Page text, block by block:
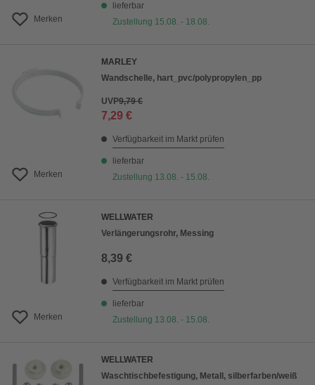
Merken
lieferbar
Zustellung 15.08. - 18.08.
Merken
MARLEY
Wandschelle, hart_pvc/polypropylen_pp
UVP9,79 €
7,29 €
Verfügbarkeit im Markt prüfen
lieferbar
Zustellung 13.08. - 15.08.
Merken
WELLWATER
Verlängerungsrohr, Messing
8,39 €
Verfügbarkeit im Markt prüfen
lieferbar
Zustellung 13.08. - 15.08.
WELLWATER
Waschtischbefestigung, Metall, silberfarben/weiß